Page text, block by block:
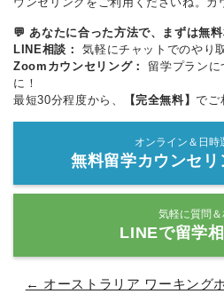
💬 あなたに合った方法で、まずは無料
LINE相談：
気軽にチャットでのやり
Zoomカウンセリング：
留学プラン
に！
最短30分程度から、
【完全無料】でご
オンライン＆日時
無料留学カウンセリ
気軽に質問＆
LINEで留学
← オーストラリア ワーキング